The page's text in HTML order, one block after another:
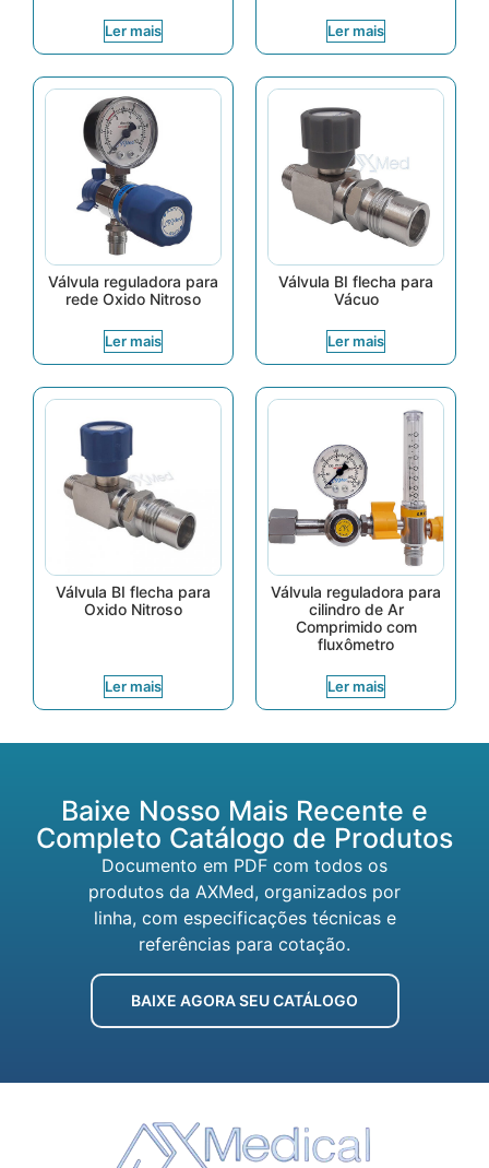
Ler mais Ler mais
Válvula reguladora para
rede Oxido Nitroso
Ler mais
Válvula BI flecha para
Vácuo
Ler mais
Válvula BI flecha para
Oxido Nitroso
Ler mais
Válvula reguladora para
cilindro de Ar
Comprimido com
fluxômetro
Ler mais
Baixe Nosso Mais Recente e
Completo Catálogo de Produtos
Documento em PDF com todos os
produtos da AXMed, organizados por
linha, com especificações técnicas e
referências para cotação.
BAIXE AGORA SEU CATÁLOGO